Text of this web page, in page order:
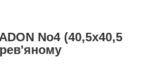
No4 (40,5x40,5